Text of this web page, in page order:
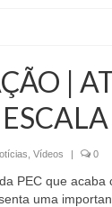
|
Vídeos | 0
PEC que acaba
uma